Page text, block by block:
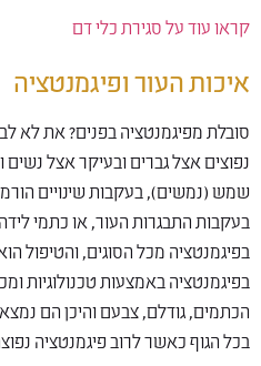
קראו עוד על סגירת כלי דם
איכות העור ופיגמנטציה
סובלת מפיגמנטציה בפנים? את לא
נפוצים אצל גברים ובעיקר אצל נשים
שמש (נמשים), בעקבות שינויים
בעקבות התבגרות העור, או כתמי
בפיגמנטציה מכל הסוגים, והטיפול
בפיגמנטציה באמצעות טכנולוגיות
הכתמים, גודלם, צבעם והיכן הם
בכל הגוף כאשר לרוב פיגמנטציה